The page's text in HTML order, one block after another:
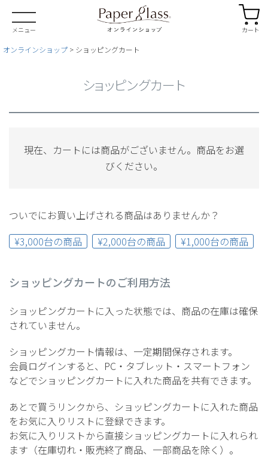
メニュー カート
オンラインショップ ショッピングカート
ショッピングカート
現在、カートには商品がございません。商品をお選
びください。
ついでにお買い上げされる商品はありませんか？
¥3,000台の商品
¥2,000台の商品 ¥1,000台の商品
ショッピングカートのご利用方法
ショッピングカートに入った状態では、商品の在庫は確保
されていません。
ショッピングカート情報は、一定期間保存されます。
会員ログインすると、PC・タブレット・スマートフォン
などでショッピングカートに入れた商品を共有できます。
あとで買うリンクから、ショッピングカートに入れた商品
をお気に入りリストに登録できます。
お気に入りリストから直接ショッピングカートに入れられ
ます（在庫切れ・販売終了商品、一部商品を除く）。